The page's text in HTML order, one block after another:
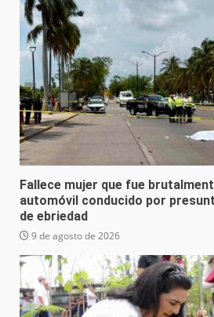
Fallece mujer que fue
automóvil conducido por
de ebriedad
9 de agosto de 2026